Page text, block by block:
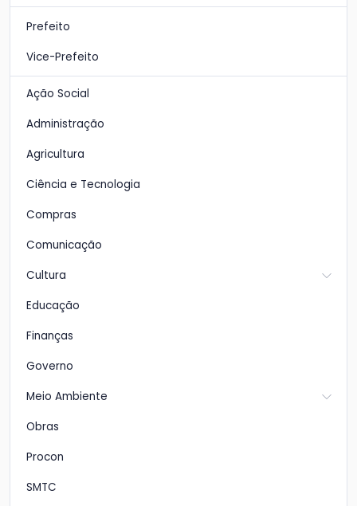
Prefeito
Vice-Prefeito
Ação Social
Administração
Agricultura
Ciência e Tecnologia
Compras
Comunicação
Cultura
Educação
Finanças
Governo
Meio Ambiente
Obras
Procon
SMTC